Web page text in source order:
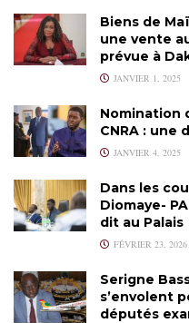
Biens de
une vente
prévue à
JANVIER 1, 2025
Nomination
CNRA : une
JANVIER 4, 2025
Dans les
Diomaye-
dit au Palais
FÉVRIER 23, 2026
Serigne
s’envolent
députés